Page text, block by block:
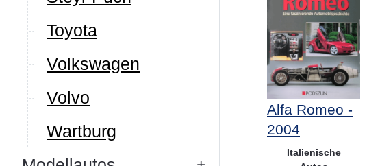
Toyota
Volkswagen
Volvo
Wartburg
Alfa Romeo -
2004
Italienische